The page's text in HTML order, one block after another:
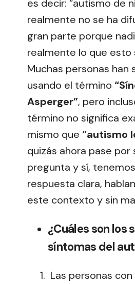
es decir: “autismo de
realmente no se ha
gran parte porque
realmente lo que esto
Muchas personas han
usando el término
Asperger”, pero
término no significa
mismo que “autismo
quizás ahora pase por
pregunta y sí,
respuesta clara,
este contexto y sin
¿Cuáles son los
síntomas del
Las personas